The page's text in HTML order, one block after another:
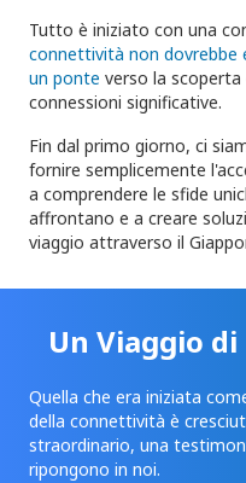
Tutto è iniziato con una
connettività non dovrebbe
un ponte verso la scoperta
connessioni significative.
Fin dal primo giorno, ci
fornire semplicemente
a comprendere le sfide
affrontano e a creare
viaggio attraverso il
Un Viaggio
Quella che era iniziata
della connettività è
straordinario, una
ripongono in noi.